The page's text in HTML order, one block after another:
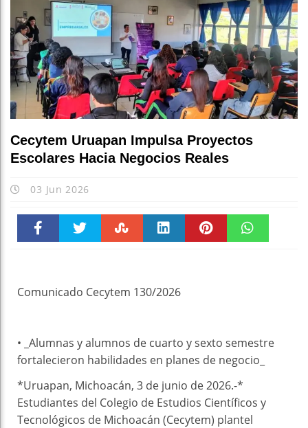
Cecytem Uruapan Impulsa Proyectos
Escolares Hacia Negocios Reales
03 Jun 2026
Comunicado Cecytem 130/2026
• _Alumnas y alumnos de cuarto y sexto semestre
fortalecieron habilidades en planes de negocio_
*Uruapan, Michoacán, 3 de junio de 2026.-*
Estudiantes del Colegio de Estudios Científicos y
Tecnológicos de Michoacán (Cecytem) plantel